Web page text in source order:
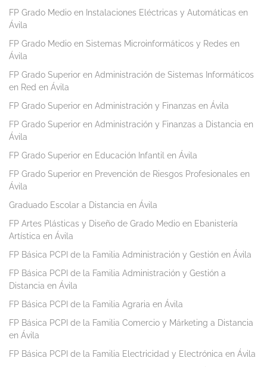
FP Grado Medio en Instalaciones Eléctricas y Automáticas en
Ávila
FP Grado Medio en Sistemas Microinformáticos y Redes en
Ávila
FP Grado Superior en Administración de Sistemas Informáticos
en Red en Ávila
FP Grado Superior en Administración y Finanzas en Ávila
FP Grado Superior en Administración y Finanzas a Distancia en
Ávila
FP Grado Superior en Educación Infantil en Ávila
FP Grado Superior en Prevención de Riesgos Profesionales en
Ávila
Graduado Escolar a Distancia en Ávila
FP Artes Plásticas y Diseño de Grado Medio en Ebanistería
Artística en Ávila
FP Básica PCPI de la Familia Administración y Gestión en Ávila
FP Básica PCPI de la Familia Administración y Gestión a
Distancia en Ávila
FP Básica PCPI de la Familia Agraria en Ávila
FP Básica PCPI de la Familia Comercio y Márketing a Distancia
en Ávila
FP Básica PCPI de la Familia Electricidad y Electrónica en Ávila